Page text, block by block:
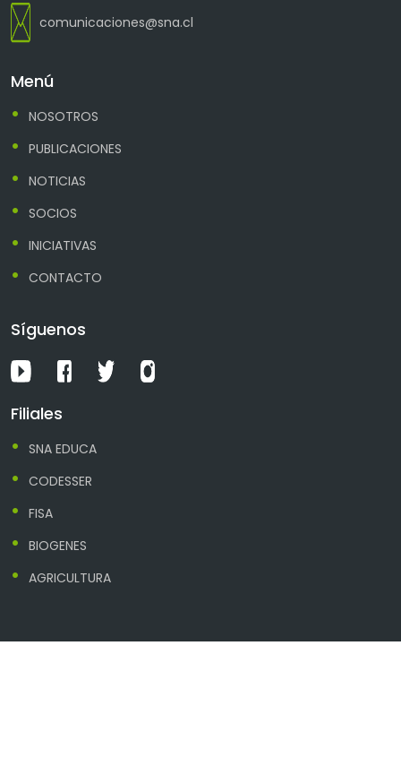
comunicaciones@sna.cl
Menú
NOSOTROS
PUBLICACIONES
NOTICIAS
SOCIOS
INICIATIVAS
CONTACTO
Síguenos
Filiales
SNA EDUCA
CODESSER
FISA
BIOGENES
AGRICULTURA